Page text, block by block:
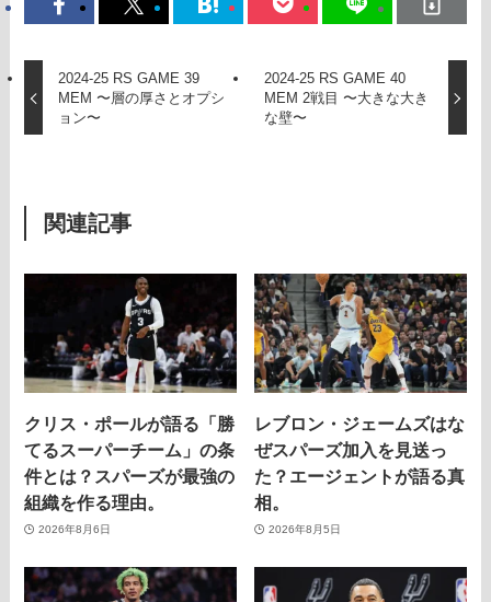
2024-25 RS GAME 39
MEM 〜層の厚さとオプシ
ョン〜
2024-25 RS GAME 40
MEM 2戦目 〜大きな大き
な壁〜
関連記事
クリス・ポールが語る「勝
てるスーパーチーム」の条
件とは？スパーズが最強の
組織を作る理由。
2026年8月6日
レブロン・ジェームズはな
ぜスパーズ加入を見送っ
た？エージェントが語る真
相。
2026年8月5日